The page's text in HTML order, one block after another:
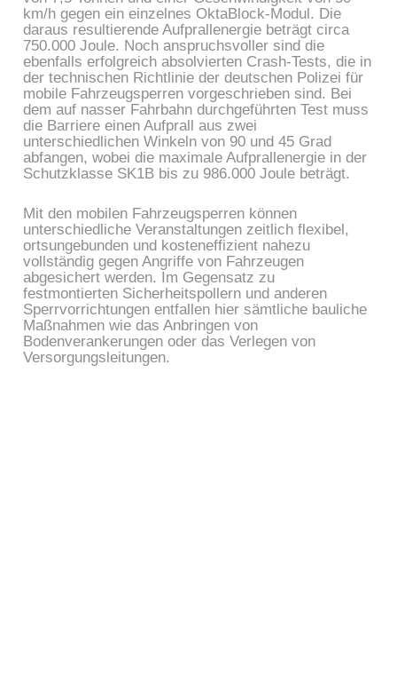
km/h gegen ein einzelnes OktaBlock-Modul. Die
daraus resultierende Aufprallenergie beträgt circa
750.000 Joule. Noch anspruchsvoller sind die
ebenfalls erfolgreich absolvierten Crash-Tests, die in
der technischen Richtlinie der deutschen Polizei für
mobile Fahrzeugsperren vorgeschrieben sind. Bei
dem auf nasser Fahrbahn durchgeführten Test muss
die Barriere einen Aufprall aus zwei
unterschiedlichen Winkeln von 90 und 45 Grad
abfangen, wobei die maximale Aufprallenergie in der
Schutzklasse SK1B bis zu 986.000 Joule beträgt.
Mit den mobilen Fahrzeugsperren können
unterschiedliche Veranstaltungen zeitlich flexibel,
ortsungebunden und kosteneffizient nahezu
vollständig gegen Angriffe von Fahrzeugen
abgesichert werden. Im Gegensatz zu
festmontierten Sicherheitspollern und anderen
Sperrvorrichtungen entfallen hier sämtliche bauliche
Maßnahmen wie das Anbringen von
Bodenverankerungen oder das Verlegen von
Versorgungsleitungen.